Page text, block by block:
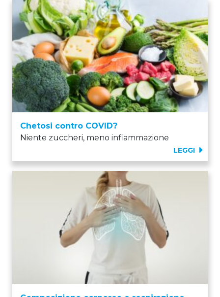
Chetosi contro COVID?
Niente zuccheri, meno infiammazione
LEGGI